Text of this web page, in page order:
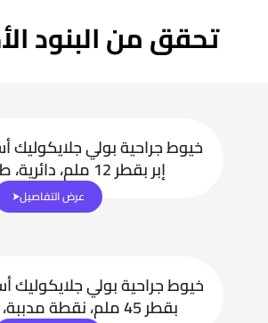
تحقق من البنود
إبر بقطر 12 ملم، دائرية، طول 75 سم
عرض التفاصيل
بقطر 45 ملم، نقطة مدببة، طول 75 سم